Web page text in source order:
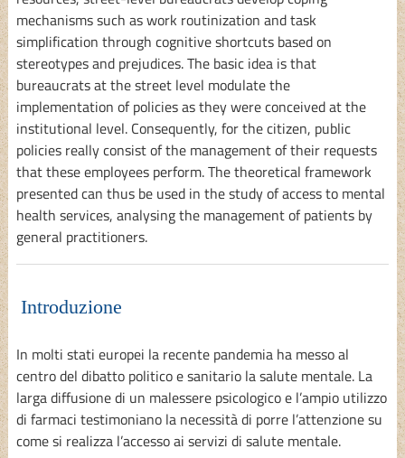
mechanisms such as work routinization and task
simplification through cognitive shortcuts based on
stereotypes and prejudices. The basic idea is that
bureaucrats at the street level modulate the
implementation of policies as they were conceived at the
institutional level. Consequently, for the citizen, public
policies really consist of the management of their requests
that these employees perform. The theoretical framework
presented can thus be used in the study of access to mental
health services, analysing the management of patients by
general practitioners.
Introduzione
In molti stati europei la recente pandemia ha messo al
centro del dibatto politico e sanitario la salute mentale. La
larga diffusione di un malessere psicologico e l’ampio utilizzo
di farmaci testimoniano la necessità di porre l’attenzione su
come si realizza l’accesso ai servizi di salute mentale.